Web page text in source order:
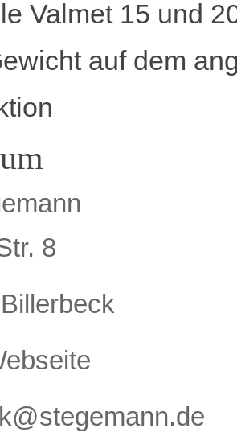
Valmet 15 und
auf dem
8